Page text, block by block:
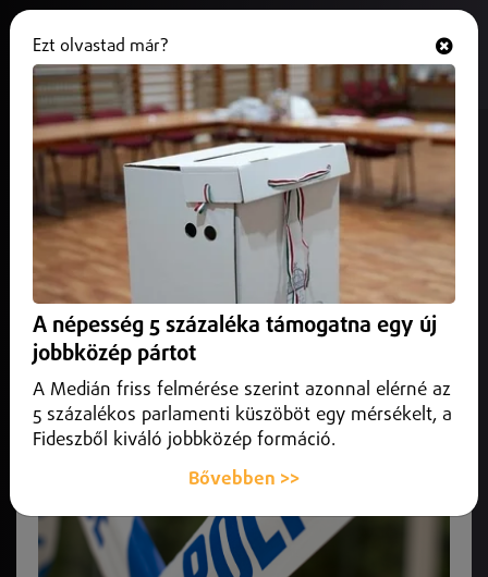
Búvárok keresik a debreceni
egyetem hallgatóját
2025. október 02.
Kedden eltűnt a Debreceni Egyetem egyik doktori
miután kutatótársaival együtt a Hortobágy–Berettyó
főcsatorna püspökladányi szakaszán a vízbe borultak
kutatómunkájuk közben.
Ezt olvastad már?
A népesség 5 százaléka támogatna egy új
jobbközép pártot
A Medián friss felmérése szerint azonnal elérné az
5 százalékos parlamenti küszöböt egy mérsékelt, a
Fideszből kiváló jobbközép formáció.
Bővebben >>